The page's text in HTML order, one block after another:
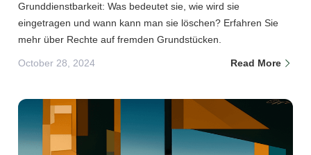
Grunddienstbarkeit: Was bedeutet sie, wie wird sie
eingetragen und wann kann man sie löschen? Erfahren Sie
mehr über Rechte auf fremden Grundstücken.
October 28, 2024 Read More